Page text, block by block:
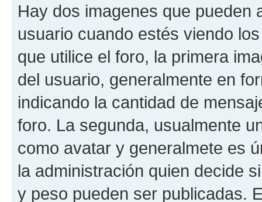
Hay dos imagenes que pueden
usuario cuando estés viendo
que utilice el foro, la primera
del usuario, generalmente en
indicando la cantidad de
foro. La segunda, usualmente
como avatar y generalmete es
la administración quien decide
y peso pueden ser publicadas.